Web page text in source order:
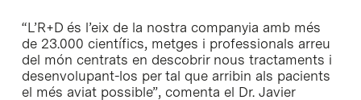
“L’R+D és l’eix de la nostra companyia amb més
de 23.000 científics, metges i professionals arreu
del món centrats en descobrir nous tractaments i
desenvolupant-los per tal que arribin als pacients
el més aviat possible”, comenta el Dr. Javier